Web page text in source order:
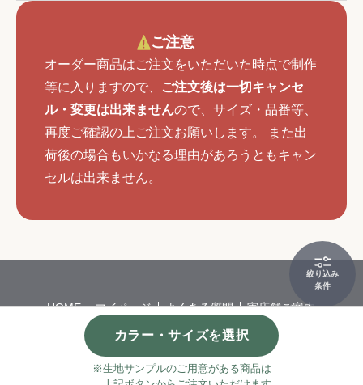
絞り込み
条件
カラー・サイズを選択
※生地サンプルのご用意がある商品は
ご注意
オーダー商品はご注文をいただいた時点で制作
等に入りますので、
ご注文後は一切キャンセ
ル・変更は出来ませんので、サイズ・品番等、
再度ご確認の上ご注文お願いします。 また出
荷後の場合もいかなる理由があろうともキャン
セルは出来ません。
HOME マイページ よくある質問
実店舗ご案内
会社概要
特定商取引 個人情報保護方針
カーペット・カーテンの通販サイトならインテリアショップゆうあ
い